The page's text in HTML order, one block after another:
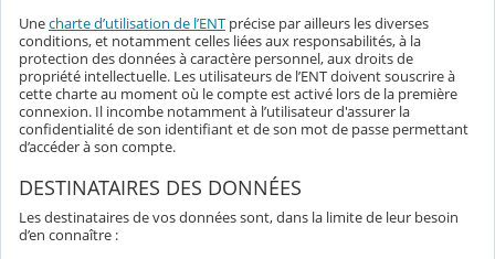
Unecharte d’utilisation de l’ENT précise par ailleurs les diverses
conditions, et notamment celles liées aux responsabilités, à la
protection des données à caractère personnel, aux droits de
propriété intellectuelle. Les utilisateurs de l’ENT doivent souscrire à
cette charte au moment où le compte est activé lors de la première
connexion. Il incombe notamment à l’utilisateur d'assurer la
confidentialité de son identifiant et de son mot de passe permettant
d’accéder à son compte.
DESTINATAIRES DES DONNÉES
Les destinataires de vos données sont, dans la limite de leur besoin
d’en connaître :